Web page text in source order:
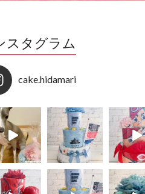
スタグラム
cake.hidamari